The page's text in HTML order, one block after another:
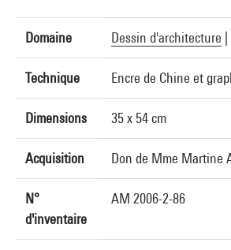
Domaine Dessin d'architecture
Technique Encre de Chine et
Dimensions 35 x 54 cm
Acquisition Don de Mme Martine
N°
d'inventaire
AM 2006-2-86